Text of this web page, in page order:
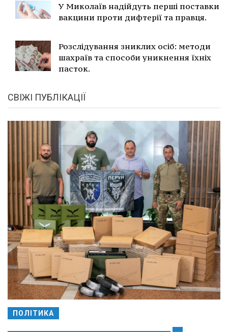
У Миколаїв надійдуть перші поставки
вакцини проти дифтерії та правця.
Розслідування зниклих осіб: методи
шахраїв та способи уникнення їхніх
пасток.
СВІЖІ ПУБЛІКАЦІЇ
ПОЛІТИКА